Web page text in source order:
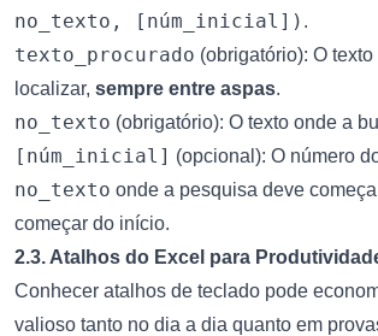
no_texto, [núm_inicial]) .
texto_procurado (obrigatório): O
localizar, sempre entre aspas.
no_texto (obrigatório): O texto onde a
[núm_inicial] (opcional): O número
no_texto onde a pesquisa deve
começar do início.
2.3. Atalhos do Excel para
Conhecer atalhos de teclado pode
valioso tanto no dia a dia quanto em